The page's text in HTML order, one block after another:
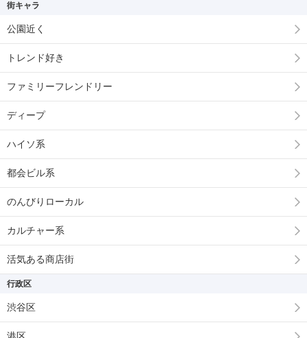
街キャラ
公園近く
トレンド好き
ファミリーフレンドリー
ディープ
ハイソ系
都会ビル系
のんびりローカル
カルチャー系
活気ある商店街
行政区
渋谷区